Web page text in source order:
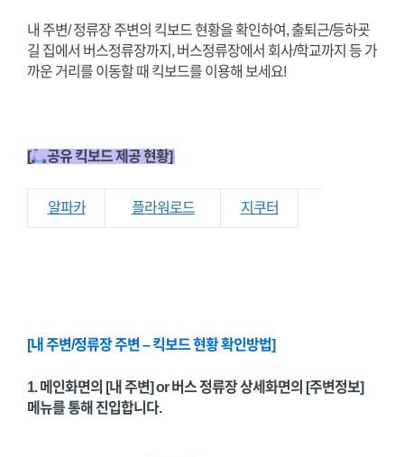
내 주변/ 정류장 주변의 킥보드 현황을 확인하여, 출퇴근/등하굣
길 집에서 버스정류장까지, 버스정류장에서 회사/학교까지 등 가
까운 거리를 이동할 때 킥보드를 이용해 보세요!
[ 공유 킥보드 제공 현황]
알파카 플라워로드 지쿠터
[내 주변/정류장 주변 – 킥보드 현황 확인방법]
1. 메인화면의 [내 주변] or 버스 정류장 상세화면의 [주변정보]
메뉴를 통해 진입합니다.